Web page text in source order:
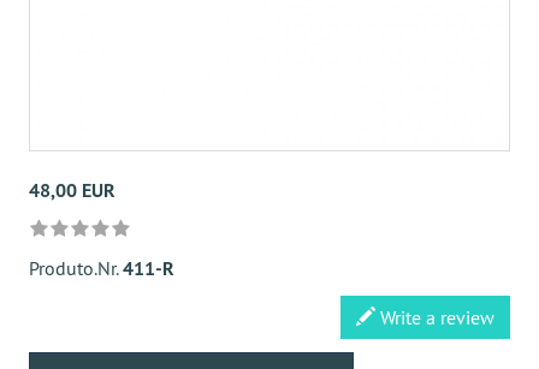
48,00 EUR
Produto.Nr.411-R
Write a review